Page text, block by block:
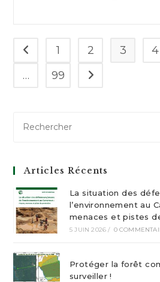
Go to the previous page
1 2 3 4
…
99 Aller à la page
Articles Récents
La situation des
l’environnement au
menaces et pistes
5 JUIN 2026 / 0
Protéger la forêt
surveiller !